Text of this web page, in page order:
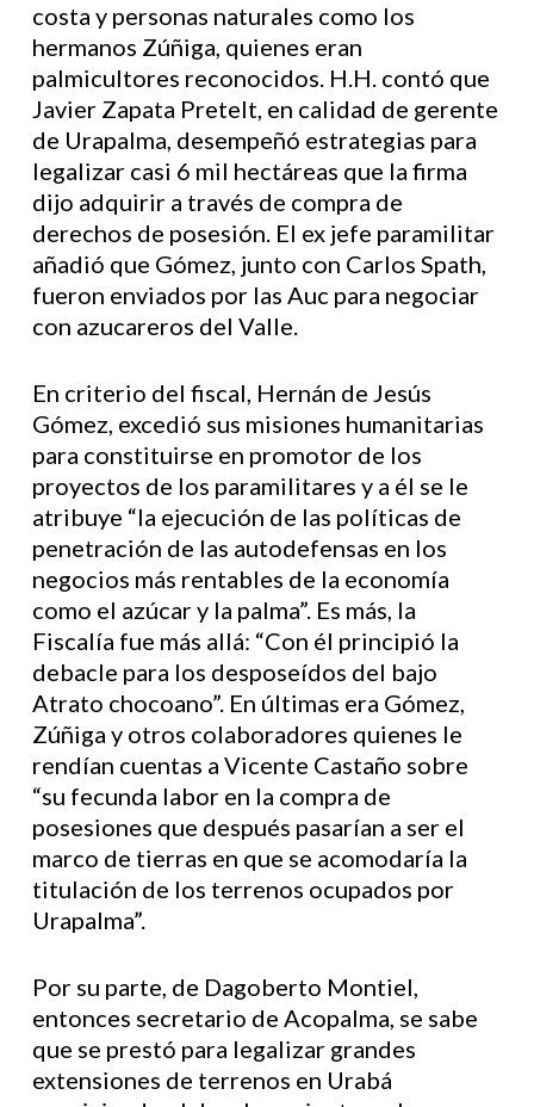
costa y personas naturales como los
hermanos Zúñiga, quienes eran
palmicultores reconocidos. H.H. contó que
Javier Zapata Pretelt, en calidad de gerente
de Urapalma, desempeñó estrategias para
legalizar casi 6 mil hectáreas que la firma
dijo adquirir a través de compra de
derechos de posesión. El ex jefe paramilitar
añadió que Gómez, junto con Carlos Spath,
fueron enviados por las Auc para negociar
con azucareros del Valle.
En criterio del fiscal, Hernán de Jesús
Gómez, excedió sus misiones humanitarias
para constituirse en promotor de los
proyectos de los paramilitares y a él se le
atribuye “la ejecución de las políticas de
penetración de las autodefensas en los
negocios más rentables de la economía
como el azúcar y la palma”. Es más, la
Fiscalía fue más allá: “Con él principió la
debacle para los desposeídos del bajo
Atrato chocoano”. En últimas era Gómez,
Zúñiga y otros colaboradores quienes le
rendían cuentas a Vicente Castaño sobre
“su fecunda labor en la compra de
posesiones que después pasarían a ser el
marco de tierras en que se acomodaría la
titulación de los terrenos ocupados por
Urapalma”.
Por su parte, de Dagoberto Montiel,
entonces secretario de Acopalma, se sabe
que se prestó para legalizar grandes
extensiones de terrenos en Urabá